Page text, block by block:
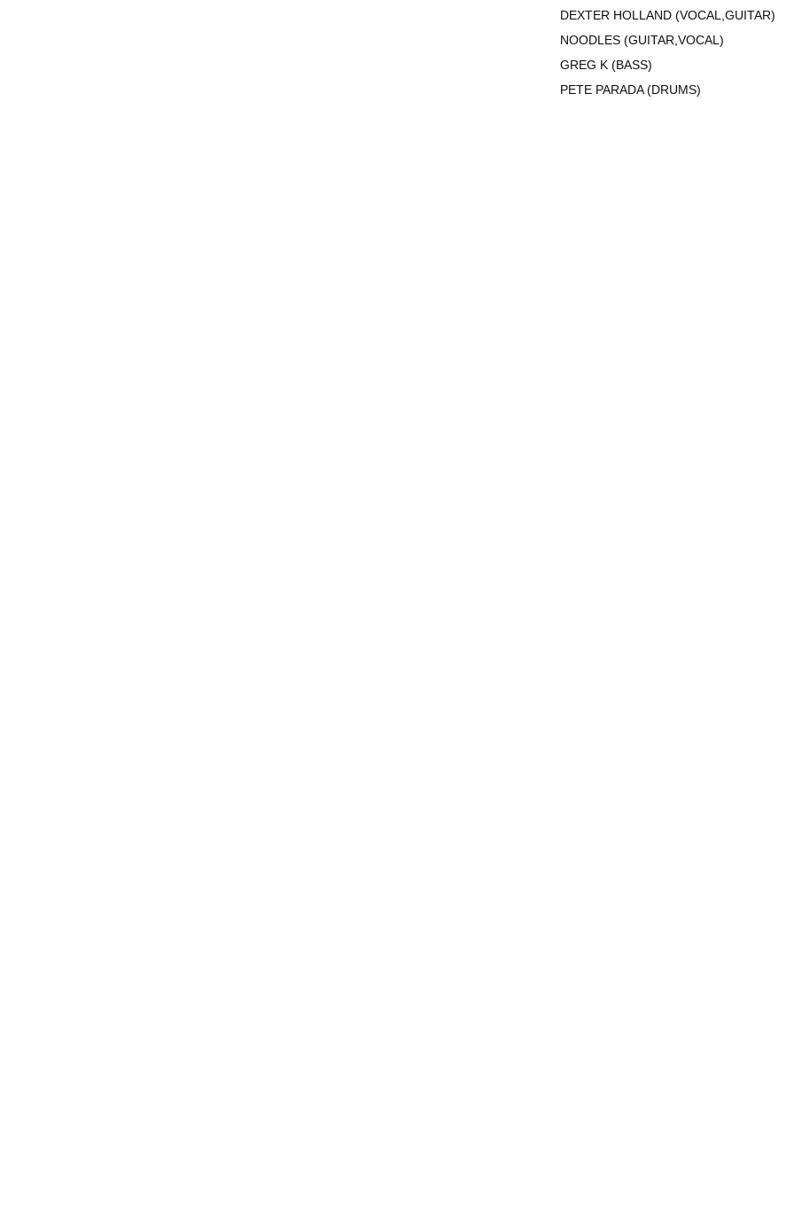
DEXTER HOLLAND (VOCAL,GUITAR)
NOODLES (GUITAR,VOCAL)
GREG K (BASS)
PETE PARADA (DRUMS)